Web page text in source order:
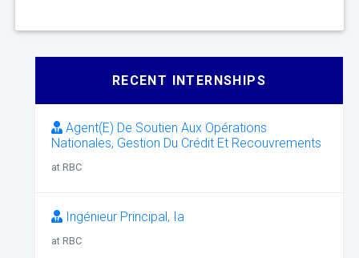
RECENT INTERNSHIPS
Agent(E) De Soutien Aux Opérations
Nationales, Gestion Du Crédit Et Recouvrements
at RBC
Ingénieur Principal, Ia
at RBC